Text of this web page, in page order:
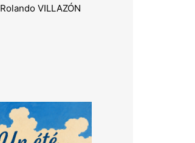
Rolando VILLAZÓN